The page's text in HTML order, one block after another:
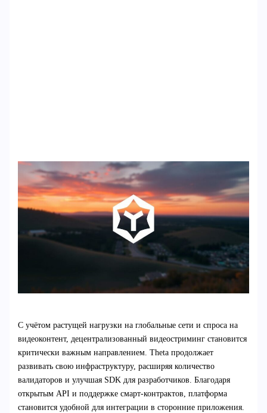
С учётом растущей нагрузки на глобальные сети и спроса на
видеоконтент, децентрализованный видеостриминг становится
критически важным направлением. Theta продолжает
развивать свою инфраструктуру, расширяя количество
валидаторов и улучшая SDK для разработчиков. Благодаря
открытым API и поддержке смарт-контрактов, платформа
становится удобной для интеграции в сторонние приложения.